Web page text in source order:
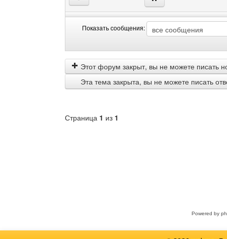
Показать сообщения:
сообщения
by
Этот форум закрыт, вы не можете писать
Эта тема закрыта, вы не можете писать
Страница 1 из 1
Powered by